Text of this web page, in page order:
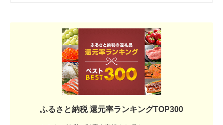
ふるさと納税 還元率ランキングTOP300